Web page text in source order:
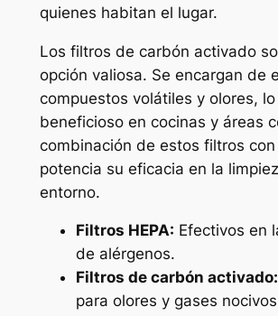
quienes habitan el lugar.
Los filtros de carbón activado
opción valiosa. Se encargan de
compuestos volátiles y olores,
beneficioso en cocinas y áreas
combinación de estos filtros con
potencia su eficacia en la
entorno.
Filtros HEPA: Efectivos en
de alérgenos.
Filtros de carbón activado:
para olores y gases